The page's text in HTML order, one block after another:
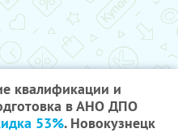
квалификации и
в АНО ДПО
53%. Новокузнецк